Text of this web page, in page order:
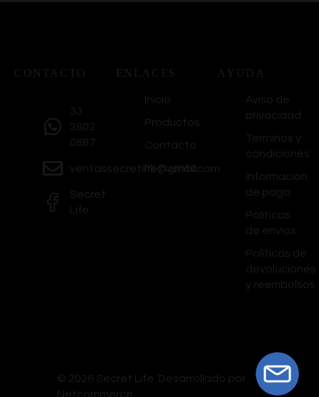
CONTACTO
33
2802
0887
ventassecretlife@gmail.com
Secret
Life
ENLACES
Inicio
Productos
Contacto
Mi Cuenta
AYUDA
Aviso de
privacidad
Términos y
condiciones
Información
de pago
Políticas
de envíos
Políticas de
devoluciones
y reembolsos
© 2026 Secret Life. Desarrollado por
Netcommerce